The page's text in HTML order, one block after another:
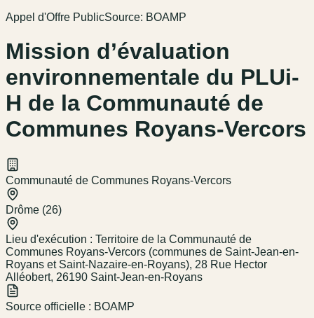
Appel d'Offre PublicSource: BOAMP
Mission d’évaluation
environnementale du PLUi-
H de la Communauté de
Communes Royans-Vercors
Communauté de Communes Royans-Vercors
Drôme (26)
Lieu d'exécution : Territoire de la Communauté de
Communes Royans-Vercors (communes de Saint-Jean-en-
Royans et Saint-Nazaire-en-Royans), 28 Rue Hector
Alléobert, 26190 Saint-Jean-en-Royans
Source officielle : BOAMP